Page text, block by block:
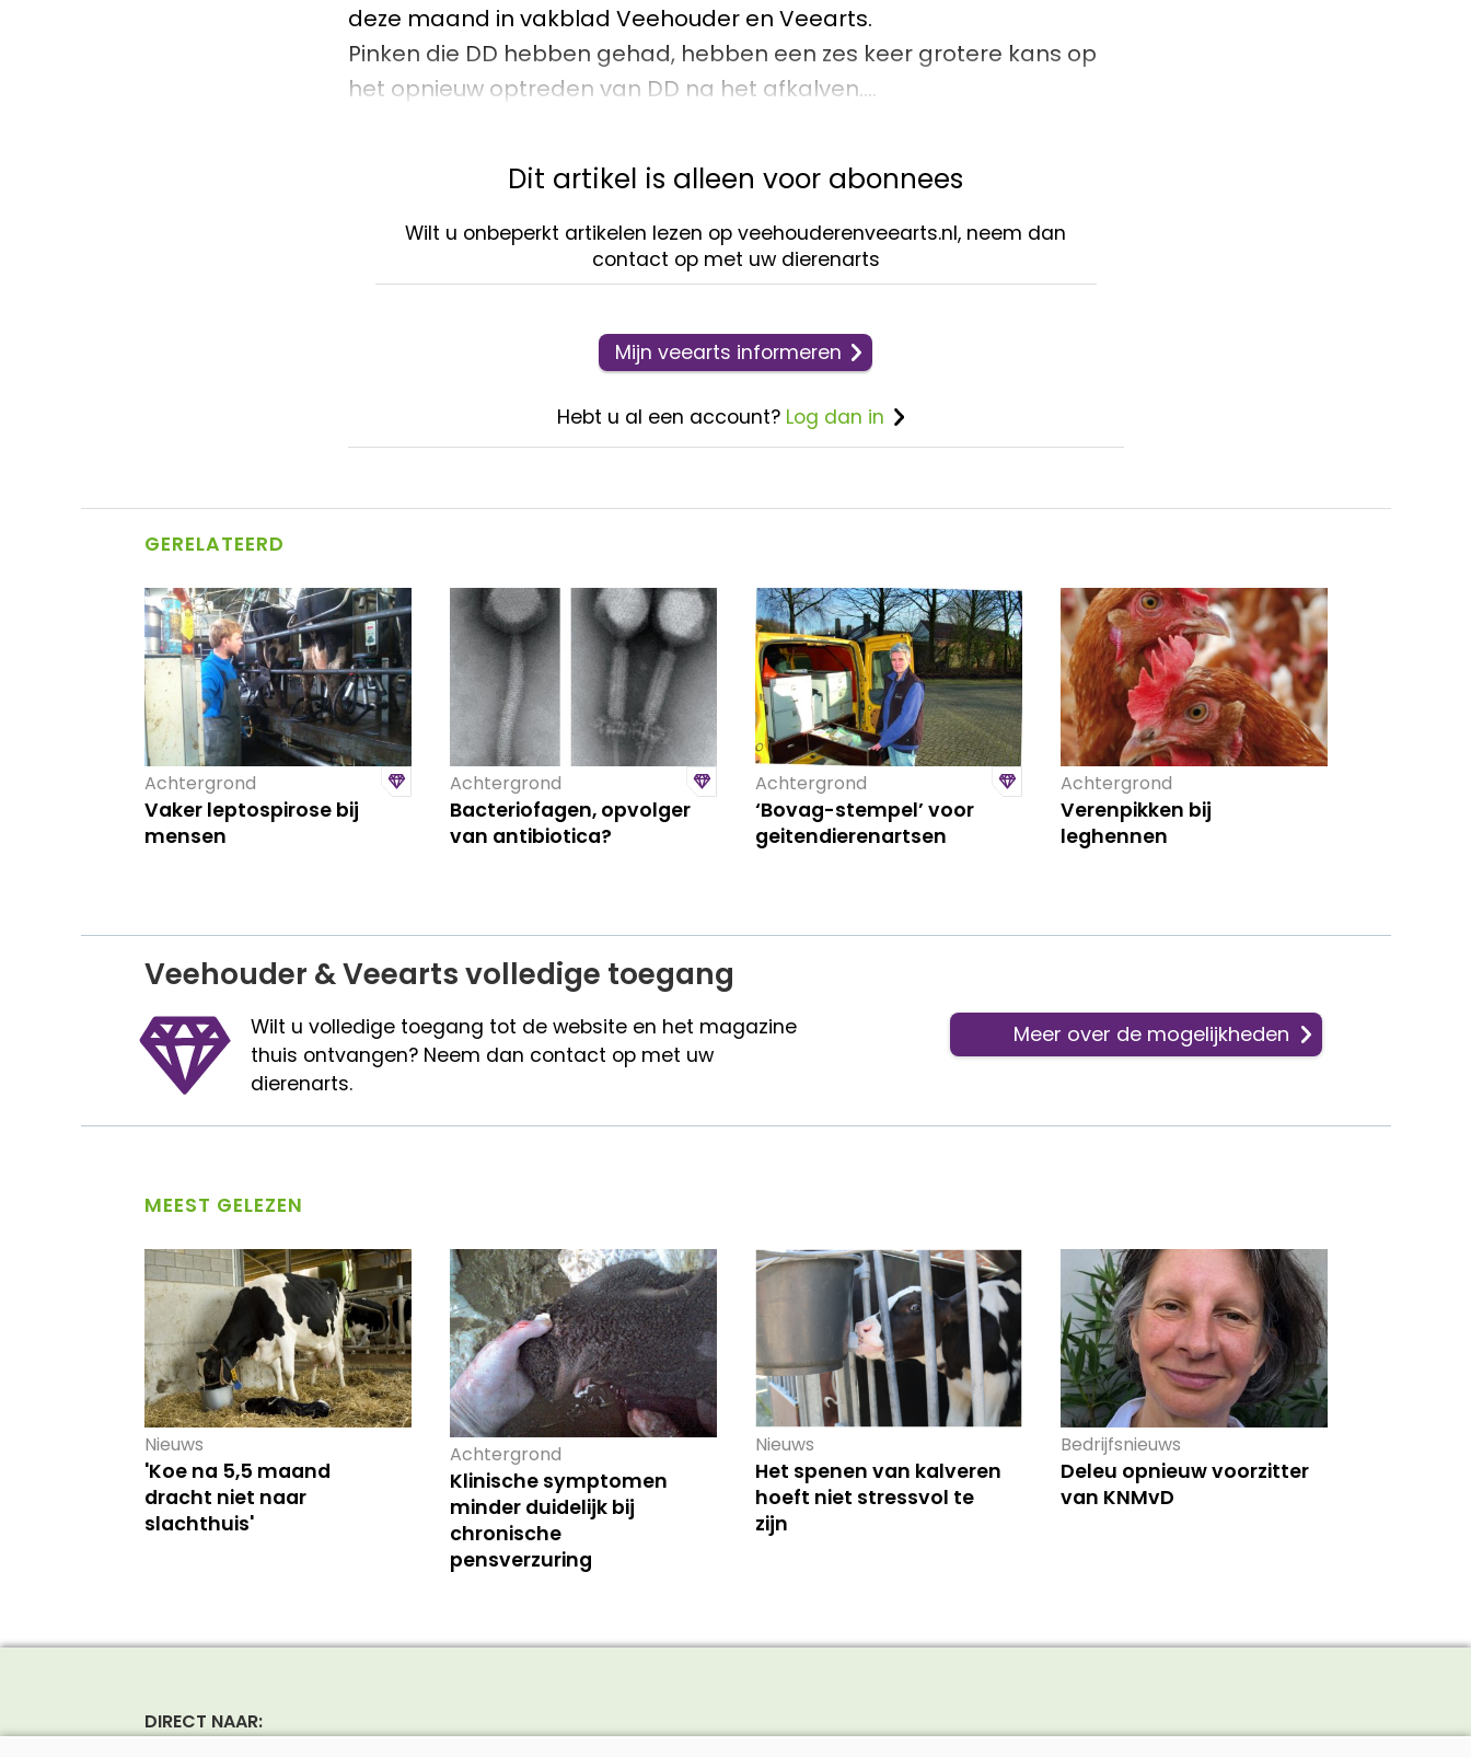
deze maand in vakblad Veehouder en Veearts.
Pinken die DD hebben gehad, hebben een zes keer grotere kans op
het opnieuw optreden van DD na het afkalven….
Dit artikel is alleen voor abonnees
Wilt u onbeperkt artikelen lezen op veehouderenveearts.nl, neem dan
contact op met uw dierenarts
Mijn veearts informeren
Hebt u al een account? Log dan in
GERELATEERD
Achtergrond
Vaker leptospirose bij
mensen
Achtergrond
Bacteriofagen, opvolger
van antibiotica?
Achtergrond
‘Bovag-stempel’ voor
geitendierenartsen
Achtergrond
Verenpikken bij
leghennen
Veehouder & Veearts volledige toegang
Wilt u volledige toegang tot de website en het magazine
thuis ontvangen? Neem dan contact op met uw
dierenarts.
Meer over de mogelijkheden
MEEST GELEZEN
Nieuws
'Koe na 5,5 maand
dracht niet naar
slachthuis'
Achtergrond
Klinische symptomen
minder duidelijk bij
chronische
pensverzuring
Nieuws
Het spenen van kalveren
hoeft niet stressvol te
zijn
Bedrijfsnieuws
Deleu opnieuw voorzitter
van KNMvD
DIRECT NAAR: